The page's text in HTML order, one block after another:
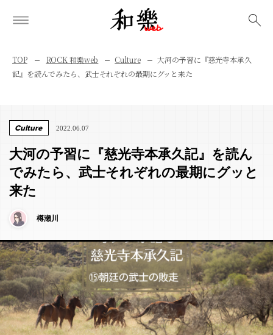
TOP ROCK 和樂web Culture
大河の予習に『慈光寺本承久
記』を読んでみたら、武士それぞれの最期にグッと来た
Culture 2022.06.07
大河の予習に『慈光寺本承久記』を読ん
でみたら、武士それぞれの最期にグッと
来た
樽瀬川